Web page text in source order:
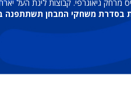
גיאוגרפי. קבוצות ליגת העל
משחקי המבחן תשתתפנה בליגת